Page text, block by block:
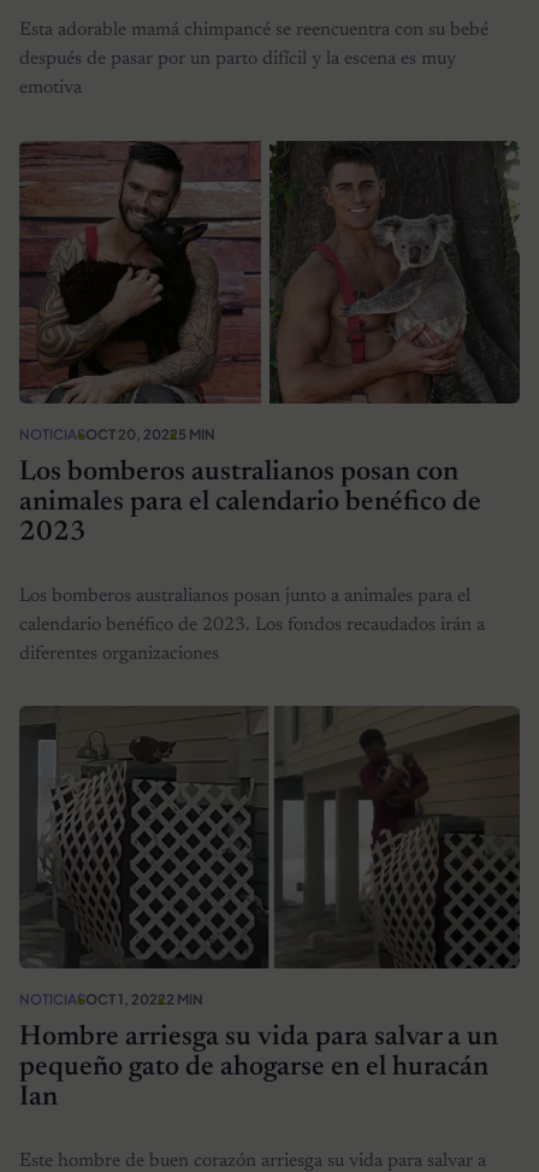
Esta adorable mamá chimpancé se reencuentra con su bebé
después de pasar por un parto difícil y la escena es muy
emotiva
NOTICIASOCT 20, 20225 MIN
Los bomberos australianos posan con
animales para el calendario benéfico de
2023
Los bomberos australianos posan junto a animales para el
calendario benéfico de 2023. Los fondos recaudados irán a
diferentes organizaciones
NOTICIASOCT 1, 20222 MIN
Hombre arriesga su vida para salvar a un
pequeño gato de ahogarse en el huracán
Ian
Este hombre de buen corazón arriesga su vida para salvar a